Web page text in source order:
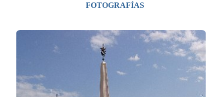
FOTOGRAFÍAS